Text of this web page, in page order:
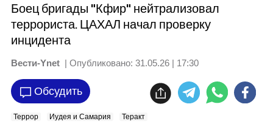
Боец бригады "Кфир" нейтрализовал
террориста. ЦАХАЛ начал проверку
инцидента
Вести-Ynet | Опубликовано: 31.05.26 | 17:30
Обсудить
Террор Иудея и Самария Теракт